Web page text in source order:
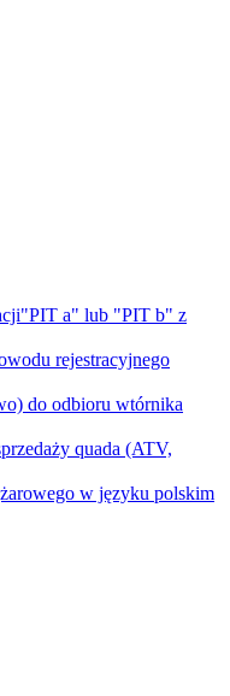
a" lub "PIT b" z
rejestracyjnego
do odbioru wtórnika
quada (ATV,
w języku polskim